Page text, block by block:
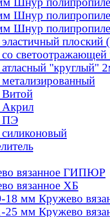
Шнур
Шнур
плоский
светоотражающей
"круглый"
ПЭ
вязанное ГИПЮР
вязанное ХБ
18 мм Кружево
25 мм Кружево